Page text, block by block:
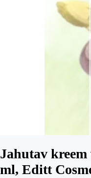
Jahutav kreem
ml, Editt